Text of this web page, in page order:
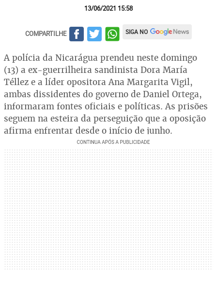
13/06/2021 15:58
COMPARTILHE SIGA NO
A polícia da Nicarágua prendeu neste domingo
(13) a ex-guerrilheira sandinista Dora María
Téllez e a líder opositora Ana Margarita Vigil,
ambas dissidentes do governo de Daniel Ortega,
informaram fontes oficiais e políticas. As prisões
seguem na esteira da perseguição que a oposição
afirma enfrentar desde o início de junho.